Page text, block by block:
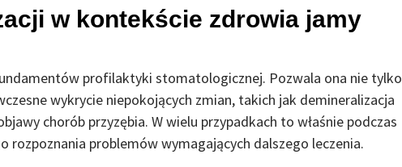
w kontekście zdrowia jamy
profilaktyki stomatologicznej. Pozwala ona nie tylko
wykrycie niepokojących zmian, takich jak demineralizacja
chorób przyzębia. W wielu przypadkach to właśnie podczas
rozpoznania problemów wymagających dalszego leczenia.